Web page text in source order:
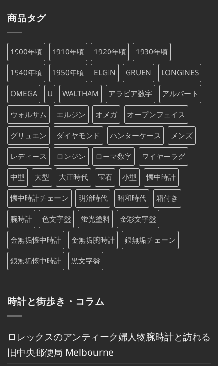
で
価
¥88,000
で
た。
は
¥88,000
で
す。
商品タグ
1900年頃 1910年頃 1920年頃 1930年頃
1940年頃 1950年頃 ELGIN GRUEN LONGINES
OMEGA U WALTHAM アラビア数字 アルバート
ウォルサム エルジン オメガ オープンフェイス
グリュエン ダイヤモンド ハンターケース メンズ
レディース ロンジン ローマ数字 ワイヤーラグ
中型 大型 大正時代 宝石 小型 懐中時計
懐中時計チェーン 明治時代 昭和時代 箱付き
腕時計 色文字盤 蛍光塗料 金彩文字盤
金無垢懐中時計 金無垢腕時計 銀無垢チェーン
銀無垢懐中時計 黒文字盤
時計と街歩き・コラム
ロレックスのアンティーク婦人物腕時計と訪れる
旧中央郵便局 Melbourne